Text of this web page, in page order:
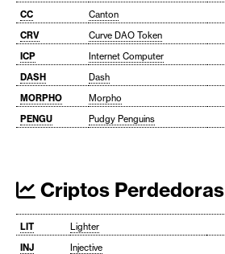
CC
Canton
CRV
Curve DAO Token
ICP
Internet Computer
DASH
Dash
MORPHO
Morpho
PENGU
Pudgy Penguins
Criptos Perdedoras
LIT Lighter
INJ
Injective